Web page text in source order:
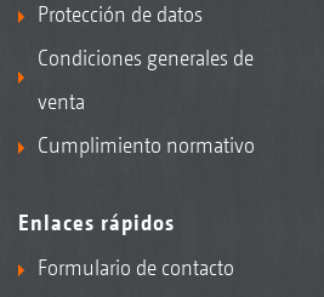
Protección de datos
Condiciones generales de
venta
Cumplimiento normativo
Enlaces rápidos
Formulario de contacto